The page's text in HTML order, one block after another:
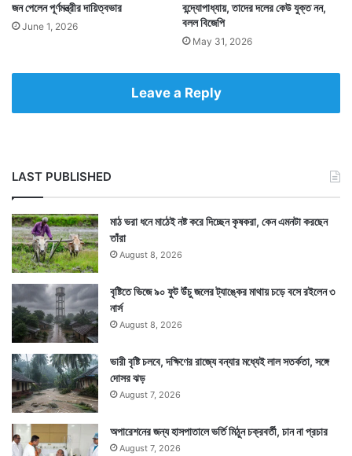
জন পেলেন পূর্ণমন্ত্রীর দায়িত্বভার
June 1, 2026
বন্দ্যোপাধ্যায়, তাদের দলের কেউ যুক্ত নন,
বলল বিজেপি
May 31, 2026
Leave a Reply
LAST PUBLISHED
মাঠ ভরা ধনে মাঠেই নষ্ট করে দিচ্ছেন কৃষকরা, কেন এমনটা করছেন
তাঁরা
August 8, 2026
বৃষ্টিতে ভিজে ৯০ ফুট উঁচু জলের ট্যাঙ্কের মাথায় চড়ে বসে রইলেন ৩
নার্স
August 8, 2026
ভারী বৃষ্টি চলবে, দক্ষিণের রাজ্যে বন্যার মধ্যেই লাল সতর্কতা, সঙ্গে
দোসর ঝড়
August 7, 2026
অপারেশনের জন্য হাসপাতালে ভর্তি মিঠুন চক্রবর্তী, চান না প্রচার
August 7, 2026